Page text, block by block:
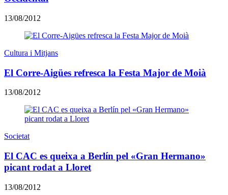
13/08/2012
Cultura i Mitjans
El Corre-Aigües refresca la Festa Major de Moià
13/08/2012
Societat
El CAC es queixa a Berlín pel «Gran Hermano»
picant rodat a Lloret
13/08/2012